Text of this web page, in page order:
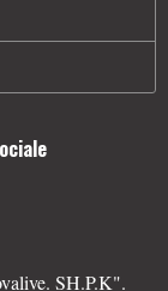
SH.P.K".